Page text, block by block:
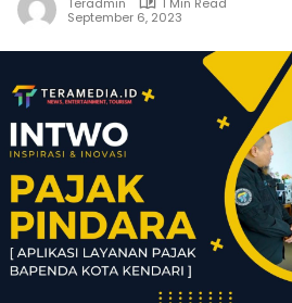
September 6, 2023